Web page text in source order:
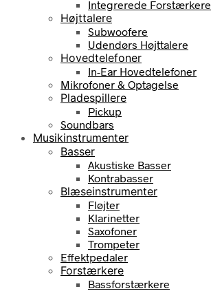
Integrerede Forstærkere
Højttalere
Subwoofere
Udendørs Højttalere
Hovedtelefoner
In-Ear Hovedtelefoner
Mikrofoner & Optagelse
Pladespillere
Pickup
Soundbars
Musikinstrumenter
Basser
Akustiske Basser
Kontrabasser
Blæseinstrumenter
Fløjter
Klarinetter
Saxofoner
Trompeter
Effektpedaler
Forstærkere
Bassforstærkere